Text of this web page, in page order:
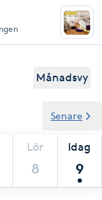
Månadsvy
Lör
8
Idag
9
Senare